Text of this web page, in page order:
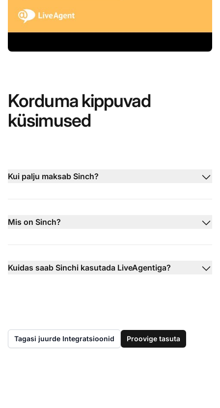
Korduma kippuvad
küsimused
Kui palju maksab Sinch?
Mis on Sinch?
Kuidas saab Sinchi kasutada LiveAgentiga?
Tagasi juurde Integratsioonid Proovige tasuta